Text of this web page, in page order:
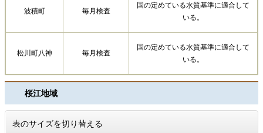
波積町 毎月検査
国の定めている水質基準に適合して
いる。
松川町八神 毎月検査
国の定めている水質基準に適合して
いる。
桜江地域
表のサイズを切り替える